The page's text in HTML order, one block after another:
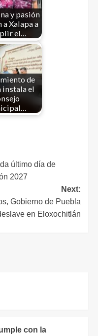
y pasión
Xalapa a
el…
de
instala el
último día de
2027
Next:
Gobierno de Puebla
en Eloxochitlán
con la